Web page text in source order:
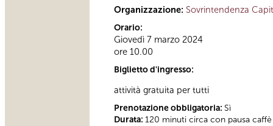
Organizzazione: Sovrintendenza
Orario:
Giovedì 7 marzo 2024
ore 10.00
Biglietto d'ingresso:
attività gratuita per tutti
Prenotazione obbligatoria: Sì
Durata: 120 minuti circa con pausa caffè